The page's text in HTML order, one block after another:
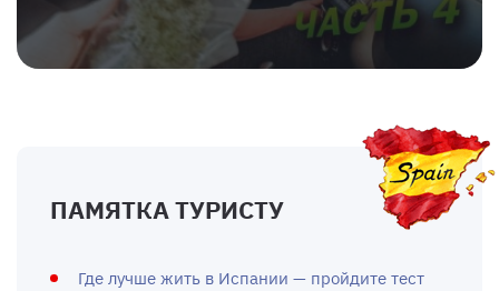
ПАМЯТКА ТУРИСТУ
Где лучше жить в Испании — пройдите тест